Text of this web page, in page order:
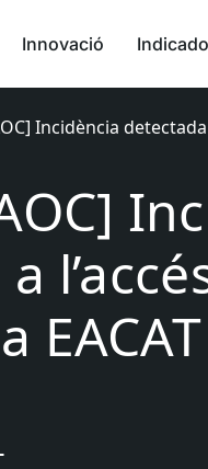
Innovació
Incidència
EACAT